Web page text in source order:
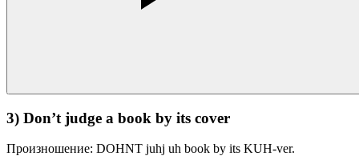
3) Don’t judge a book by its cover
Произношение: DOHNT juhj uh book by its KUH-ver.